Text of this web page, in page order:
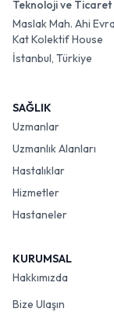
Teknoloji ve Ticaret
Maslak Mah. Ahi
Kat Kolektif House
İstanbul, Türkiye
SAĞLIK
Uzmanlar
Uzmanlık Alanları
Hastalıklar
Hizmetler
Hastaneler
KURUMSAL
Hakkımızda
Bize Ulaşın